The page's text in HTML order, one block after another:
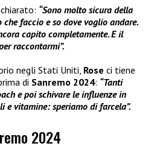
“Sono molto sicura della
faccio e so dove voglio andare.
capito completamente. E il
raccontarmi”.
negli Stati Uniti, Rose ci tiene
di Sanremo 2024: “Tanti
e poi schivare le influenze in
e vitamine: speriamo di farcela”.
2024